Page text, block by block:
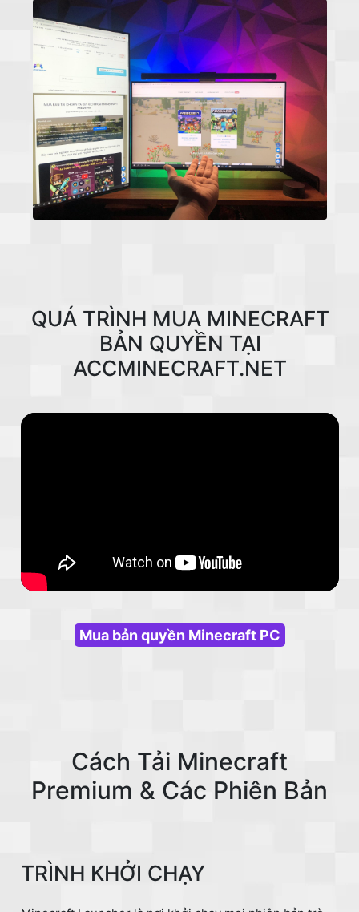
QUÁ TRÌNH MUA MINECRAFT
BẢN QUYỀN TẠI
ACCMINECRAFT.NET
Mua bản quyền Minecraft PC
Cách Tải Minecraft
Premium & Các Phiên Bản
TRÌNH KHỞI CHẠY